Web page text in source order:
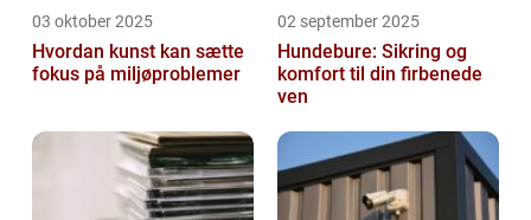
03 oktober 2025
Hvordan kunst kan sætte
fokus på miljøproblemer
02 september 2025
Hundebure: Sikring og
komfort til din firbenede
ven